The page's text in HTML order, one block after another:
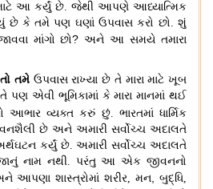
આ કર્યું છે. જેથી આપણે આધ્યાત્મિક
છે કે તમે પણ ઘણાં ઉપવાસ કરો છો.શું
માંગો છો?અને આ સમયે તમારા
તમેઉપવાસ રાખ્યા છે તે મારા માટે ખૂબ
એવી ભૂમિકામાં કે મારા માનમાં થઈ
આભાર વ્યક્ત કરું છું. ભારતમાં ધાર્મિક
છે અને અમારી સર્વોચ્ચ અદાલતે
કર્યું છે.અમારી સર્વોચ્ચ અદાલતે
નામ નથી. પરંતુ આ એક જીવનનો
આપણા શાસ્ત્રોમાં શરીર,મન,બુદ્ધિ,